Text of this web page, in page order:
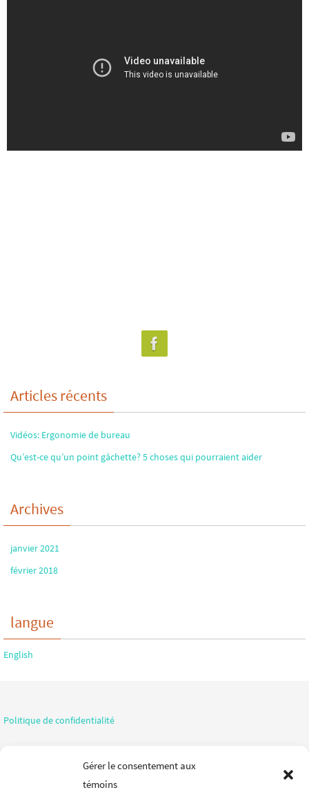
Gérer le consentement aux
témoins
Articles récents
Vidéos: Ergonomie de bureau
Qu’est-ce qu’un point gâchette? 5 choses qui pourraient aider
Archives
janvier 2021
février 2018
langue
English
Politique de confidentialité